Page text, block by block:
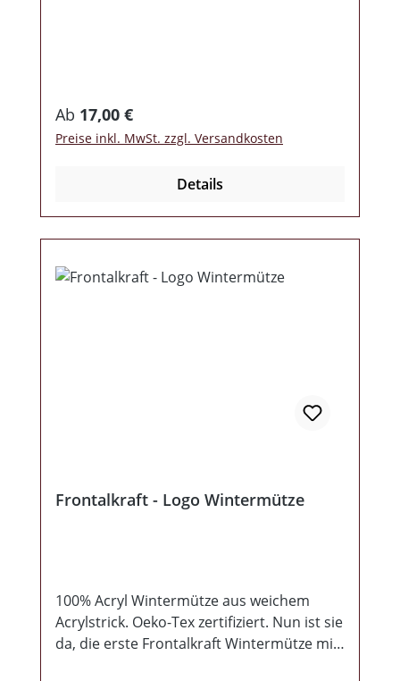
Regulärer Preis:
Ab 17,00 €
Preise inkl. MwSt. zzgl. Versandkosten
Details
Frontalkraft - Logo Wintermütze
100% Acryl Wintermütze aus weichem
Acrylstrick. Oeko-Tex zertifiziert. Nun ist sie
da, die erste Frontalkraft Wintermütze mit